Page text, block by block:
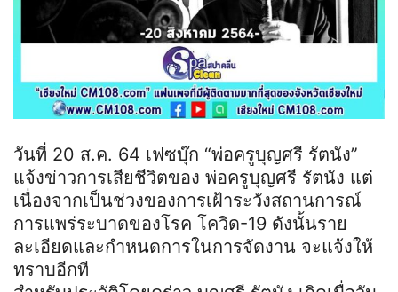
วันที่ 20 ส.ค. 64 เฟซบุ๊ก “พ่อครูบุญศรี รัตนัง”
แจ้งข่าวการเสียชีวิตของ พ่อครูบุญศรี รัตนัง แต่
เนื่องจากเป็นช่วงของการเฝ้าระวังสถานการณ์
การแพร่ระบาดของโรค โควิด-19 ดังนั้นราย
ละเอียดและกำหนดการในการจัดงาน จะแจ้งให้
ทราบอีกที